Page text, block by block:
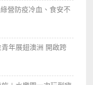
營防疫冷血、食安不
年展翅澳洲 開啟跨